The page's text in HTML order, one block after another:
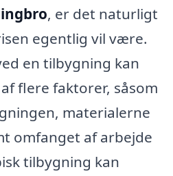
, er det naturligt
egentlig vil være.
en tilbygning kan
flere faktorer, såsom
materialerne
omfanget af arbejde
tilbygning kan